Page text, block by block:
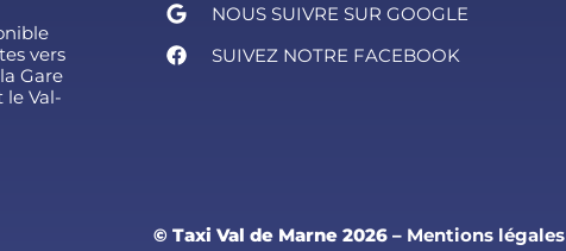
vers
Gare
le Val-
NOUS SUIVRE SUR GOOGLE
SUIVEZ NOTRE FACEBOOK
© Taxi Val de Marne 2026 – Mentions légales